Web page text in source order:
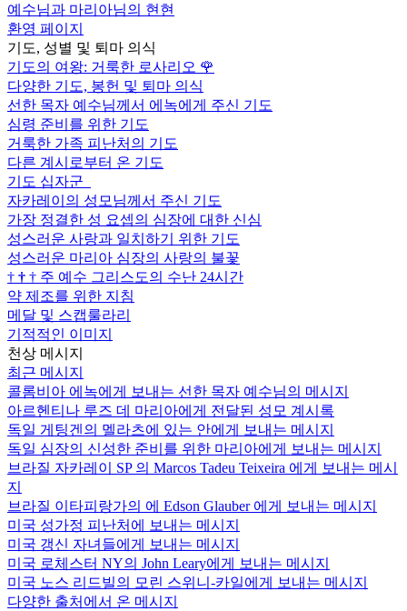
예수님과 마리아님의 현현
환영 페이지
기도, 성별 및 퇴마 의식
기도의 여왕: 거룩한 로사리오 🌹
다양한 기도, 봉헌 및 퇴마 의식
선한 목자 예수님께서 에녹에게 주신 기도
심령 준비를 위한 기도
거룩한 가족 피난처의 기도
다른 계시로부터 온 기도
기도 십자군
자카레이의 성모님께서 주신 기도
가장 정결한 성 요셉의 심장에 대한 신심
성스러운 사랑과 일치하기 위한 기도
성스러운 마리아 심장의 사랑의 불꽃
† † † 주 예수 그리스도의 수난 24시간
약 제조를 위한 지침
메달 및 스캡룰라리
기적적인 이미지
천상 메시지
최근 메시지
콜롬비아 에녹에게 보내는 선한 목자 예수님의 메시지
아르헨티나 루즈 데 마리아에게 전달된 성모 계시록
독일 게팅겐의 멜라츠에 있는 안에게 보내는 메시지
독일 심장의 신성한 준비를 위한 마리아에게 보내는 메시지
브라질 자카레이 SP 의 Marcos Tadeu Teixeira 에게 보내는 메시
지
브라질 이타피랑가의 에 Edson Glauber 에게 보내는 메시지
미국 성가정 피난처에 보내는 메시지
미국 갱신 자녀들에게 보내는 메시지
미국 로체스터 NY의 John Leary에게 보내는 메시지
미국 노스 리드빌의 모린 스위니-카일에게 보내는 메시지
다양한 출처에서 온 메시지